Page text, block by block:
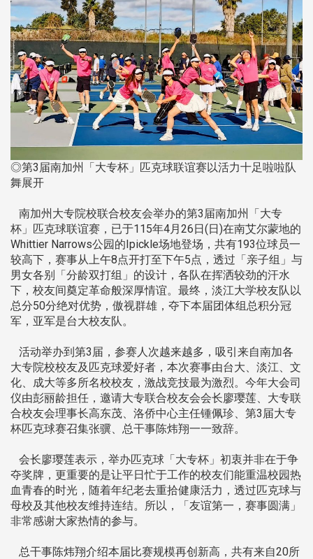
◎第3届南加州「大专杯」匹克球联谊赛以活力十足啦啦队
舞展开
南加州大专院校联合校友会举办的第3届南加州「大专
杯」匹克球联谊赛，已于115年4月26日(日)在南艾尔蒙地的
Whittier Narrows公园的Ipickle场地登场，共有193位球员一
较高下，赛事从上午8点开打至下午5点，透过「亲子组」与
男女各别「分龄双打组」的设计，各队在挥洒较劲的汗水
下，校友间奠定革命般深厚情谊。最终，淡江大学校友队以
总分50分绝对优势，傲视群雄，夺下本届团体组总积分冠
军，亚军是台大校友队。
活动举办到第3届，参赛人次越来越多，吸引来自南加各
大专院校校友及匹克球爱好者，本次赛事由台大、淡江、文
化、成大等多所名校校友，激战竞技最为激烈。今年大会司
仪由彭丽龄担任，邀请大专联合校友会会长廖璎莲、大专联
合校友会理事长高东茂、洛侨中心主任锺佩珍、第3届大专
杯匹克球赛召集张骥、总干事陈炜翔一一致辞。
会长廖璎莲表示，举办匹克球「大专杯」初衷并非在于争
夺奖牌，更重要的是让平日忙于工作的校友们能重温校园热
血青春的时光，随着年纪老去重拾健康活力，透过匹克球与
母校及其他校友维持连结。所以，「友谊第一，赛事圆满」
非常感谢大家热情的参与。
总干事陈炜翔介绍本届比赛规模再创新高，共有来自20所